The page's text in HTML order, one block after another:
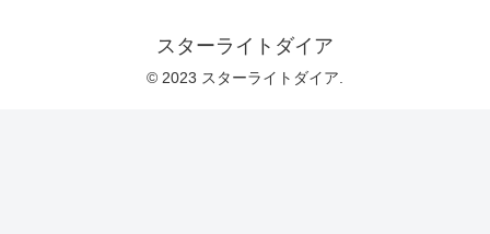
スターライトダイア
© 2023 スターライトダイア.